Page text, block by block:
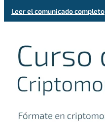
Leer el comunicado completo